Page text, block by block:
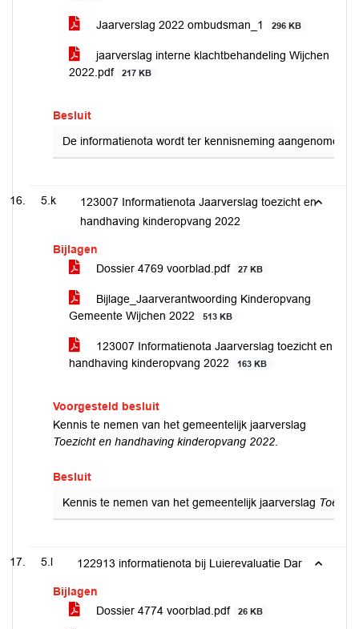
Jaarverslag 2022 ombudsman_1 296 KB
jaarverslag interne klachtbehandeling Wijchen
2022.pdf
217 KB
Besluit
De informatienota wordt ter kennisneming aangenomen.
5.k
123007 Informatienota Jaarverslag toezicht en
handhaving kinderopvang 2022
Bijlagen
Dossier 4769 voorblad.pdf
27 KB
Bijlage_Jaarverantwoording Kinderopvang
Gemeente Wijchen 2022
513 KB
123007 Informatienota Jaarverslag toezicht en
handhaving kinderopvang 2022
163 KB
Voorgesteld besluit
Kennis te nemen van het gemeentelijk jaarverslag
Toezicht en handhaving kinderopvang 2022
Besluit
Kennis te nemen van het gemeentelijk jaarverslag
5.l 122913 informatienota bij Luierevaluatie Dar
Bijlagen
Dossier 4774 voorblad.pdf
26 KB